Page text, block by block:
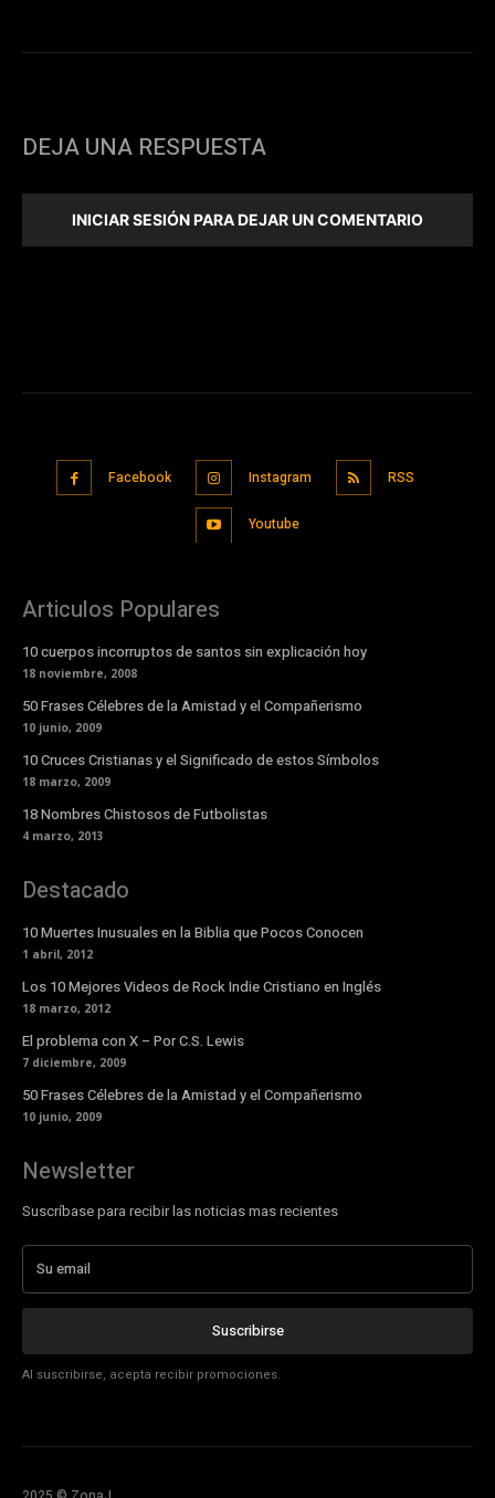
DEJA UNA RESPUESTA
INICIAR SESIÓN PARA DEJAR UN COMENTARIO
Facebook Instagram RSS
Youtube
Articulos Populares
10 cuerpos incorruptos de santos sin explicación hoy
18 noviembre, 2008
50 Frases Célebres de la Amistad y el Compañerismo
10 junio, 2009
10 Cruces Cristianas y el Significado de estos Símbolos
18 marzo, 2009
18 Nombres Chistosos de Futbolistas
4 marzo, 2013
Destacado
10 Muertes Inusuales en la Biblia que Pocos Conocen
1 abril, 2012
Los 10 Mejores Videos de Rock Indie Cristiano en Inglés
18 marzo, 2012
El problema con X – Por C.S. Lewis
7 diciembre, 2009
50 Frases Célebres de la Amistad y el Compañerismo
10 junio, 2009
Newsletter
Suscríbase para recibir las noticias mas recientes
Suscribirse
Al suscribirse, acepta recibir promociones.